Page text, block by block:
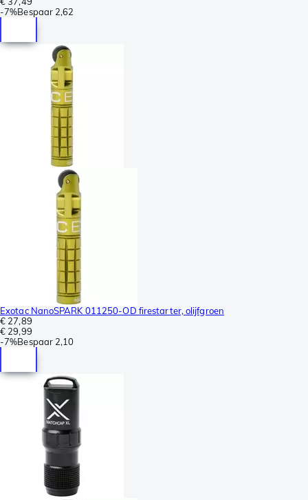
-7%Bespaar 2,62
Exotac NanoSPARK 011250-OD firestarter, olijfgroen
€ 27,89
€ 29,99
-7%Bespaar 2,10